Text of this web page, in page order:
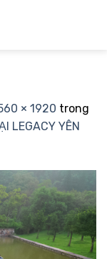
× 1920 trong
LEGACY YÊN